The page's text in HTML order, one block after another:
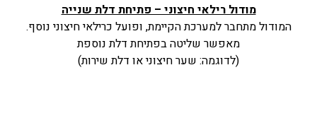
מודול רילאי חיצוני – פתיחת דלת שנייה
המודול מתחבר למערכת הקיימת, ופועל כרילאי חיצוני נוסף.
מאפשר שליטה בפתיחת דלת נוספת
(לדוגמה: שער חיצוני או דלת שירות)